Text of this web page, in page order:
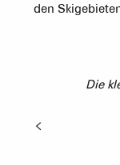
den
Die